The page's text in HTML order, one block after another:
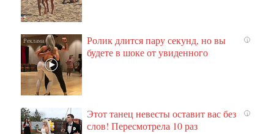
i
Ролик длится пару секунд, но вы
будете в шоке от увиденного
i
Этот танец невесты оставит вас без
слов! Пересмотрела 10 раз